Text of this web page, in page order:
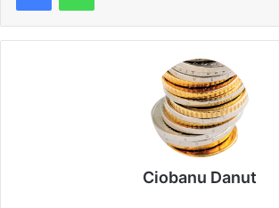
Ciobanu Danut